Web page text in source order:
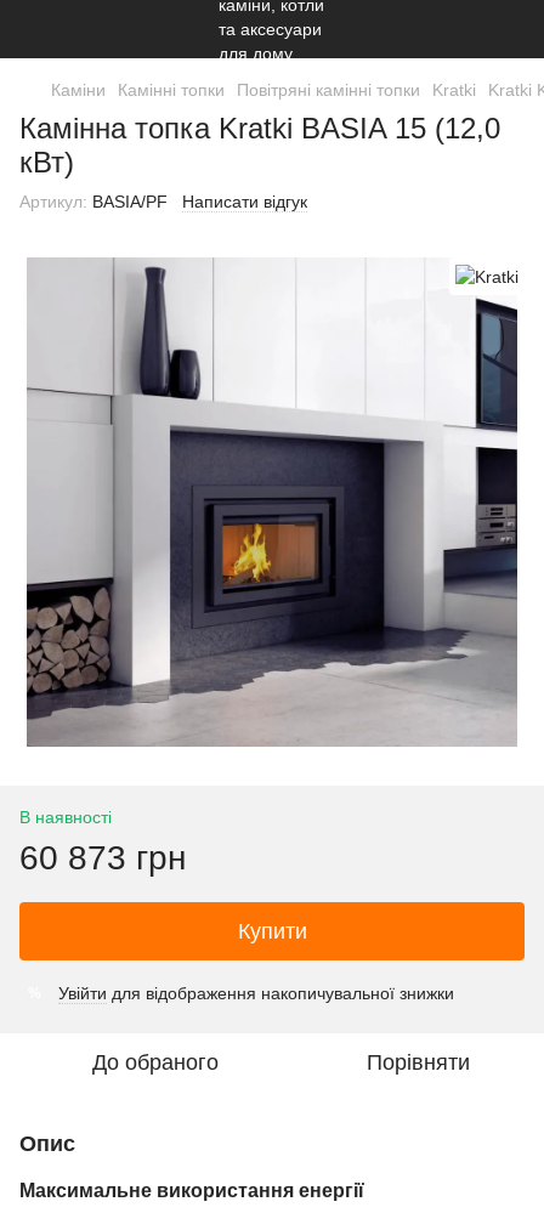
Каміни Камінні топки Повітряні камінні топки Kratki Kratki
Камінна топка Kratki BASIA 15 (12,0
кВт)
Артикул: BASIA/PF Написати відгук
В наявності
60 873 грн
Купити
Увійти для відображення накопичувальної знижки
До обраного Порівняти
Опис
Максимальне використання енергії